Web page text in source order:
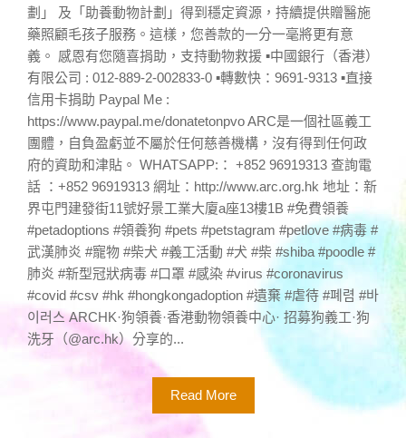
劃」 及「助養動物計劃」得到穩定資源，持續提供贈醫施
藥照顧毛孩子服務。這樣，您善款的一分一毫將更有意
義。 感恩有您隨喜捐助，支持動物救援 ▪中國銀行（香港）
有限公司 : 012-889-2-002833-0 ▪轉數快：9691-9313 ▪直接
信用卡捐助 Paypal Me :
https://www.paypal.me/donatetonpvo ARC是一個社區義工
團體，自負盈虧並不屬於任何慈善機構，沒有得到任何政
府的資助和津貼。 WHATSAPP:： +852 96919313 查詢電
話 ：+852 96919313 網址：http://www.arc.org.hk 地址：新
界屯門建發街11號好景工業大廈a座13樓1B #免費領養
#petadoptions #領養狗 #pets #petstagram #petlove #病毒 #
武漢肺炎 #寵物 #柴犬 #義工活動 #犬 #柴 #shiba #poodle #
肺炎 #新型冠狀病毒 #口罩 #感染 #virus #coronavirus
#covid #csv #hk #hongkongadoption #遺棄 #虐待 #폐렴 #바
이러스 ARCHK·狗領養·香港動物領養中心· 招募狗義工·狗
洗牙（@arc.hk）分享的...
Read More